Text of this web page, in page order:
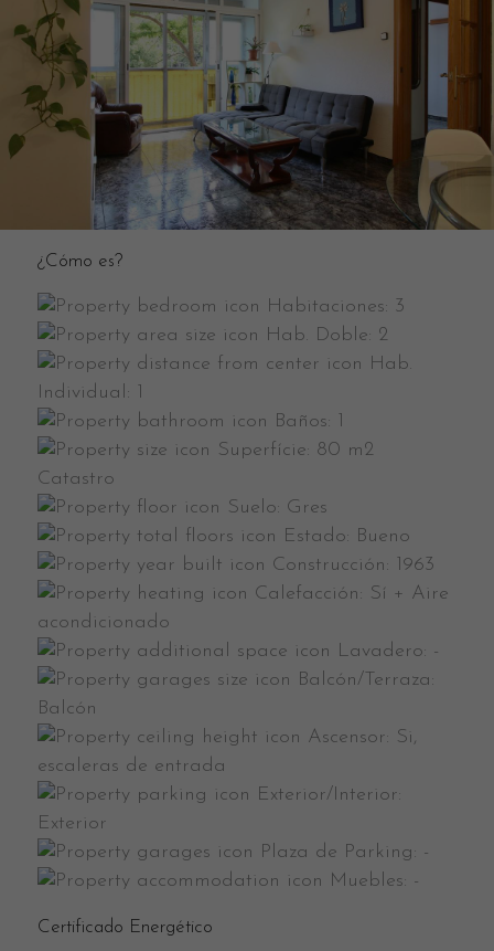
¿Cómo es?
Habitaciones: 3
Hab. Doble: 2
Hab.
Individual: 1
Baños: 1
Superfície: 80 m2
Catastro
Suelo: Gres
Estado: Bueno
Construcción: 1963
Calefacción: Sí + Aire
acondicionado
Lavadero: -
Balcón/Terraza:
Balcón
Ascensor: Si,
escaleras de entrada
Exterior/Interior:
Exterior
Plaza de Parking: -
Muebles: -
Certificado Energético